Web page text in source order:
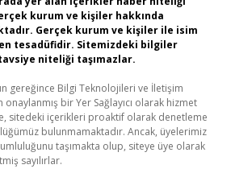
kurum ve kişiler hakkında
Gerçek kurum ve kişiler ile isim
tesadüfidir. Sitemizdeki bilgiler
niteliği taşımazlar.
gereğince Bilgi Teknolojileri ve İletişim
onaylanmış bir Yer Sağlayıcı olarak hizmet
sitedeki içerikleri proaktif olarak denetleme
bulunmamaktadır. Ancak, üyelerimiz
taşımakta olup, siteye üye olarak
sayılırlar.